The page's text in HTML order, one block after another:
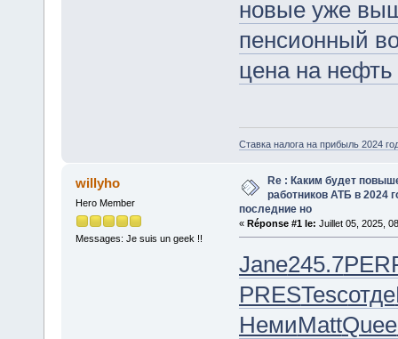
новые уже
пенсионный
цена на нефть
Ставка налога на прибыль 2024
willyho
Hero Member
Messages: Je suis un geek !!
Re : Каким будет
работников АТБ в 2024
последние но
« Réponse #1 le: Juillet 05, 2025,
Jane245.7
PRESTescотде
НемиMattQuee